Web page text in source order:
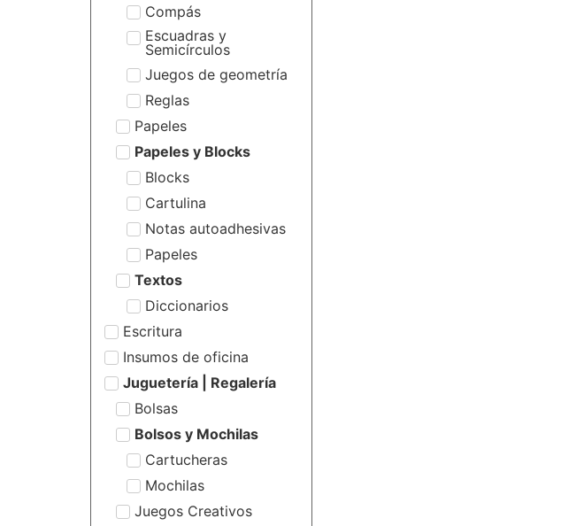
Compás
Escuadras y
Semicírculos
Juegos de geometría
Reglas
Papeles
Papeles y Blocks
Blocks
Cartulina
Notas autoadhesivas
Papeles
Textos
Diccionarios
Escritura
Insumos de oficina
Juguetería | Regalería
Bolsas
Bolsos y Mochilas
Cartucheras
Mochilas
Juegos Creativos